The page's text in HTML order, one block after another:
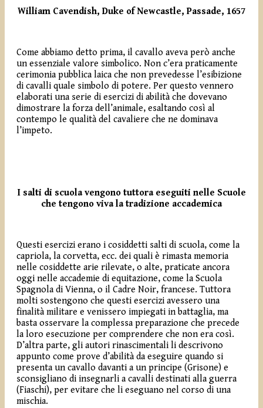
William Cavendish, Duke of Newcastle, Passade, 1657
Come abbiamo detto prima, il cavallo aveva però anche
un essenziale valore simbolico. Non c’era praticamente
cerimonia pubblica laica che non prevedesse l’esibizione
di cavalli quale simbolo di potere. Per questo vennero
elaborati una serie di esercizi di abilità che dovevano
dimostrare la forza dell’animale, esaltando così al
contempo le qualità del cavaliere che ne dominava
l’impeto.
I salti di scuola vengono tuttora eseguiti nelle Scuole
che tengono viva la tradizione accademica
Questi esercizi erano i cosiddetti salti di scuola, come la
capriola, la corvetta, ecc. dei quali è rimasta memoria
nelle cosiddette arie rilevate, o alte, praticate ancora
oggi nelle accademie di equitazione, come la Scuola
Spagnola di Vienna, o il Cadre Noir, francese. Tuttora
molti sostengono che questi esercizi avessero una
finalità militare e venissero impiegati in battaglia, ma
basta osservare la complessa preparazione che precede
la loro esecuzione per comprendere che non era così.
D’altra parte, gli autori rinascimentali li descrivono
appunto come prove d’abilità da eseguire quando si
presenta un cavallo davanti a un principe (Grisone) e
sconsigliano di insegnarli a cavalli destinati alla guerra
(Fiaschi), per evitare che li eseguano nel corso di una
mischia.